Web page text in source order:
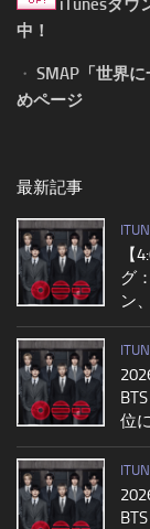
iTunesダウ
中！
・ SMAP「世界
めページ
最新記事
【
グ
ン
位